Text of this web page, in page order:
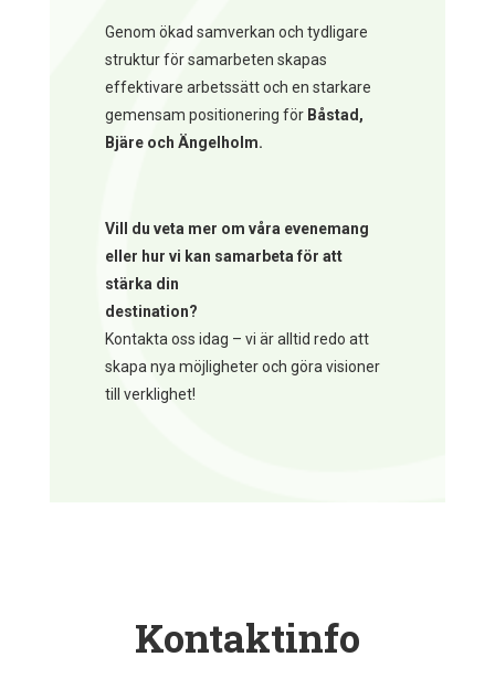
Genom ökad samverkan och tydligare
struktur för samarbeten skapas
effektivare arbetssätt och en starkare
gemensam positionering för Båstad,
Bjäre och Ängelholm.
Vill du veta mer om våra evenemang
eller hur vi kan samarbeta för att
stärka din
destination?
Kontakta oss idag – vi är alltid redo att
skapa nya möjligheter och göra visioner
till verklighet!
Kontaktinfo